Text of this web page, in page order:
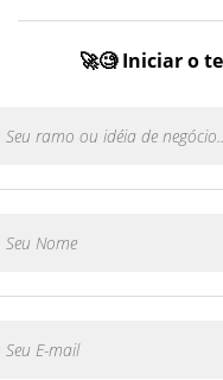
🚀🧐 Iniciar o